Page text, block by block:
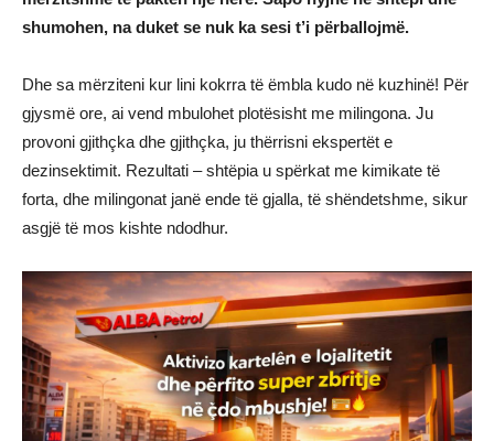
shumohen, na duket se nuk ka sesi t’i përballojmë.
Dhe sa mërziteni kur lini kokrra të ëmbla kudo në kuzhinë! Për
gjysmë ore, ai vend mbulohet plotësisht me milingona. Ju
provoni gjithçka dhe gjithçka, ju thërrisni ekspertët e
dezinsektimit. Rezultati – shtëpia u spërkat me kimikate të
forta, dhe milingonat janë ende të gjalla, të shëndetshme, sikur
asgjë të mos kishte ndodhur.